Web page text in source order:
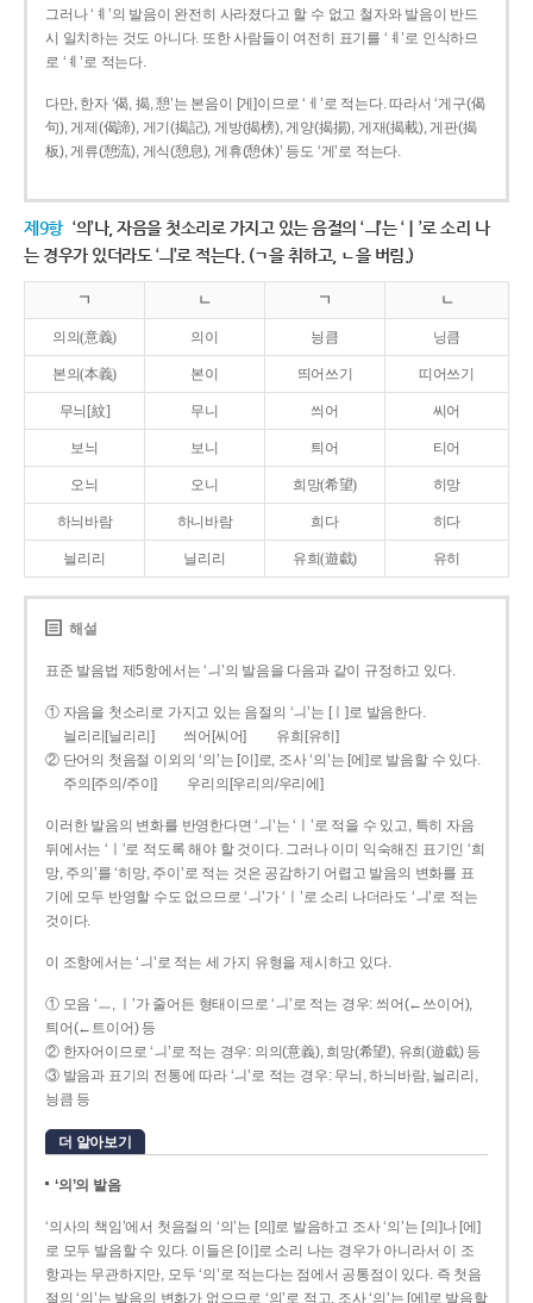
그러나 ‘ㅖ’의 발음이 완전히 사라졌다고 할 수 없고 철자와 발음이 반드
시 일치하는 것도 아니다. 또한 사람들이 여전히 표기를 ‘ㅖ’로 인식하므
로 ‘ㅖ’로 적는다.
다만, 한자 ‘偈, 揭, 憩’는 본음이 [게]이므로 ‘ㅔ’로 적는다. 따라서 ‘게구(偈
句), 게제(偈諦), 게기(揭記), 게방(揭榜), 게양(揭揚), 게재(揭載), 게판(揭
板), 게류(憩流), 게식(憩息), 게휴(憩休)’ 등도 ‘게’로 적는다.
제9항 ‘의’나, 자음을 첫소리로 가지고 있는 음절의 ‘ㅢ’는 ‘ㅣ’로 소리 나
는 경우가 있더라도 ‘ㅢ’로 적는다. (ㄱ을 취하고, ㄴ을 버림.)
ㄱ ㄴ ㄱ ㄴ
의의(意義) 의이 닁큼 닝큼
본의(本義) 본이 띄어쓰기 띠어쓰기
무늬[紋] 무니 씌어 씨어
보늬 보니 틔어 티어
오늬 오니 희망(希望) 히망
하늬바람 하니바람 희다 히다
늴리리 닐리리 유희(遊戱) 유히
해설
표준 발음법 제5항에서는 ‘ㅢ’의 발음을 다음과 같이 규정하고 있다.
① 자음을 첫소리로 가지고 있는 음절의 ‘ㅢ’는 [ㅣ]로 발음한다.
늴리리[닐리리]
씌어[씨어]
유희[유히]
② 단어의 첫음절 이외의 ‘의’는 [이]로, 조사 ‘의’는 [에]로 발음할 수 있다.
주의[주의/주이]
우리의[우리의/우리에]
이러한 발음의 변화를 반영한다면 ‘ㅢ’는 ‘ㅣ’로 적을 수 있고, 특히 자음
뒤에서는 ‘ㅣ’로 적도록 해야 할 것이다. 그러나 이미 익숙해진 표기인 ‘희
망, 주의’를 ‘히망, 주이’로 적는 것은 공감하기 어렵고 발음의 변화를 표
기에 모두 반영할 수도 없으므로 ‘ㅢ’가 ‘ㅣ’로 소리 나더라도 ‘ㅢ’로 적는
것이다.
이 조항에서는 ‘ㅢ’로 적는 세 가지 유형을 제시하고 있다.
① 모음 ‘ㅡ, ㅣ’가 줄어든 형태이므로 ‘ㅢ’로 적는 경우: 씌어(←쓰이어),
틔어(←트이어) 등
② 한자어이므로 ‘ㅢ’로 적는 경우: 의의(意義), 희망(希望), 유희(遊戱) 등
③ 발음과 표기의 전통에 따라 ‘ㅢ’로 적는 경우: 무늬, 하늬바람, 늴리리,
닁큼 등
더 알아보기
‘의’의 발음
‘의사의 책임’에서 첫음절의 ‘의’는 [의]로 발음하고 조사 ‘의’는 [의]나 [에]
로 모두 발음할 수 있다. 이들은 [이]로 소리 나는 경우가 아니라서 이 조
항과는 무관하지만, 모두 ‘의’로 적는다는 점에서 공통점이 있다. 즉 첫음
절의 ‘의’는 발음의 변화가 없으므로 ‘의’로 적고, 조사 ‘의’는 [에]로 발음할